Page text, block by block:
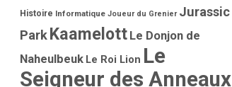
Histoire Informatique Joueur du Grenier Jurassic
ParkKaamelott Le Donjon de
Naheulbeuk Le Roi Lion Le
Seigneur des Anneaux